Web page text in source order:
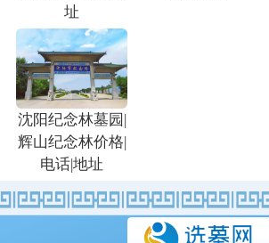
址
沈阳纪念林墓园|
辉山纪念林价格|
电话|地址